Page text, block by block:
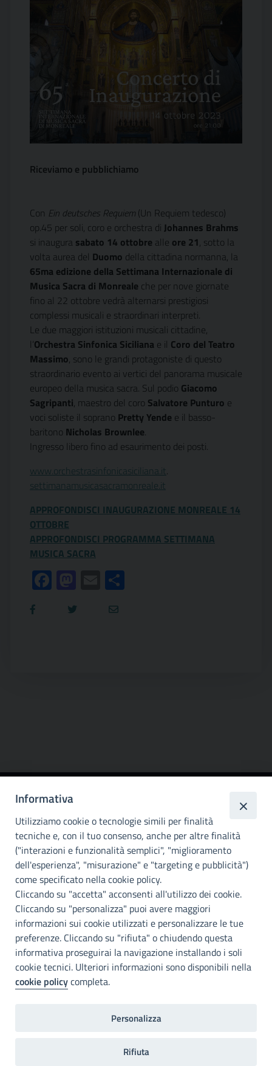
Riceviamo e pubblichiamo
Con Ein deutsches Requiem (Un Requiem tedesco)
op.45 per soli, coro e orchestra di Johannes Brahms
si inaugura sabato 14 ottobre alle ore 21, sotto la
volta aurea del Duomo della cittadina normanna, la
65ma edizione della Settimana Internazionale di
Musica Sacra di Monreale che per nove giornate
fino al 22 ottobre vedrà alternarsi prestigiosi
complessi musicali e straordinari interpreti.
Le due maggiori istituzioni musicali cittadine,
l’Orchestra Sinfonica Siciliana e il Coro del Teatro
Massimo, sono le grandi protagoniste di questo
straordinario evento ai vertici del panorama musicale
europeo della musica sacra. Sul podio Giacomo
Sagripanti, maestro del coro Salvatore Punturo e
voci soliste il soprano Pretty Yende e il basso-
baritono Nicholas Brownlee.
Ingresso libero fino ad esaurimento dei posti.
www.orchestrasinfonicasiciliana.it.
settimanamusicasacramonreale.it
APPROFONDISCI INAUGURAZIONE MONREALE 14
OTTOBRE
APPROFONDISCI PROGRAMMA SETTIMANA
MUSICA SACRA
Facebook
Mastodon
Email
Città
metropolitana di
Palermo
INFO E CONTATTI
I nostri canali social
Accessibilità
Città Metropolitana di Palermo si impegna a rendere il proprio sito
web accessibile, conformemente al D.lgs. 10 agosto 2018, n°106
che ha recepito la direttiva UE 2016/2102 del Parlamento euopeo e
del Consiglio.
Dichiarazione di accessibilità
Informativa
Utilizziamo cookie o tecnologie simili per finalità
tecniche e, con il tuo consenso, anche per altre finalità
("interazioni e funzionalità semplici", "miglioramento
dell'esperienza", "misurazione" e "targeting e pubblicità")
come specificato nella cookie policy.
Cliccando su "accetta" acconsenti all'utilizzo dei cookie.
Cliccando su "personalizza" puoi avere maggiori
informazioni sui cookie utilizzati e personalizzare le tue
preferenze. Cliccando su "rifiuta" o chiudendo questa
informativa proseguirai la navigazione installando i soli
cookie tecnici. Ulteriori informazioni sono disponibili nella
cookie policycompleta.
Personalizza
Rifiuta